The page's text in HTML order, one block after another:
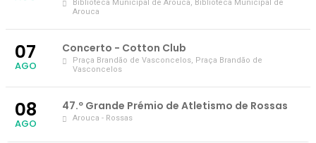
Biblioteca Municipal de Arouca, Biblioteca Municipal de
Arouca
07
AGO
Concerto - Cotton Club
Praça Brandão de Vasconcelos, Praça Brandão de
Vasconcelos
08
AGO
47.º Grande Prémio de Atletismo de Rossas
Arouca - Rossas